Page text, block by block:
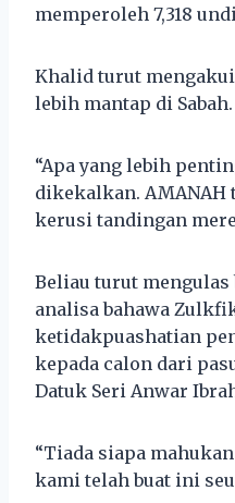
memperoleh 7,318 undi
Khalid turut mengakui
lebih mantap di Sabah.
“Apa yang lebih
dikekalkan.
kerusi tandingan
Beliau turut mengulas
analisa bahawa
ketidakpuashatian
kepada calon dari
Datuk Seri Anwar
“Tiada siapa
kami telah buat ini